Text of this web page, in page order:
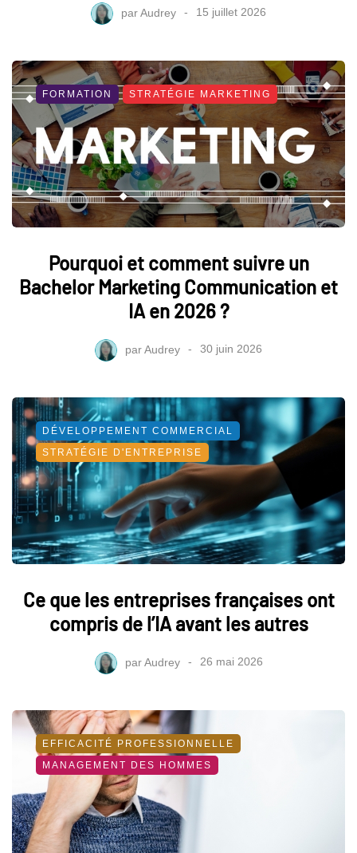
parAudrey 15 juillet 2026
FORMATION STRATÉGIE MARKETING
Pourquoi et comment suivre un
Bachelor Marketing Communication et
IA en 2026 ?
parAudrey 30 juin 2026
DÉVELOPPEMENT COMMERCIAL
STRATÉGIE D'ENTREPRISE
Ce que les entreprises françaises ont
compris de l’IA avant les autres
parAudrey 26 mai 2026
EFFICACITÉ PROFESSIONNELLE
MANAGEMENT DES HOMMES